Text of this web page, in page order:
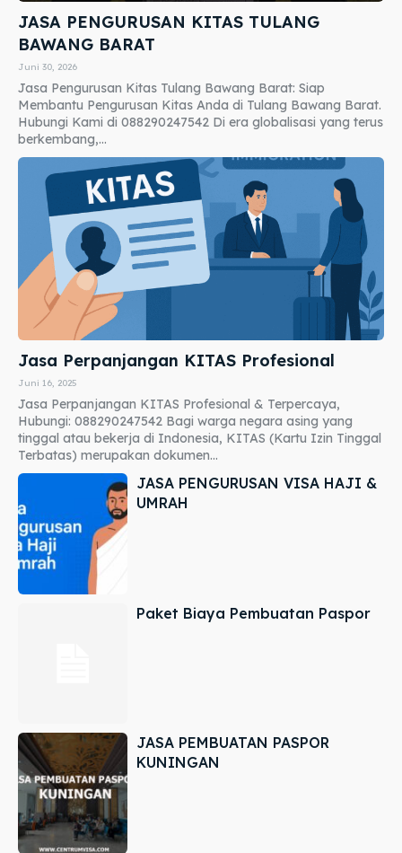
JASA PENGURUSAN KITAS TULANG
BAWANG BARAT
Juni 30, 2026
Jasa Pengurusan Kitas Tulang Bawang Barat: Siap
Membantu Pengurusan Kitas Anda di Tulang Bawang Barat.
Hubungi Kami di 088290247542 Di era globalisasi yang terus
berkembang,...
Jasa Perpanjangan KITAS Profesional
Juni 16, 2025
Jasa Perpanjangan KITAS Profesional & Terpercaya,
Hubungi: 088290247542 Bagi warga negara asing yang
tinggal atau bekerja di Indonesia, KITAS (Kartu Izin Tinggal
Terbatas) merupakan dokumen...
JASA PENGURUSAN VISA HAJI &
UMRAH
Paket Biaya Pembuatan Paspor
JASA PEMBUATAN PASPOR
KUNINGAN